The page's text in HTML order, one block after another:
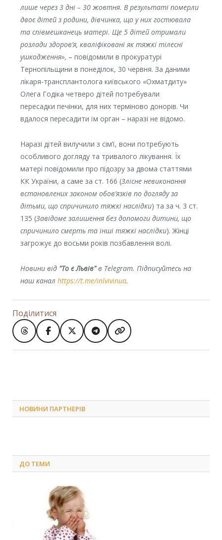
лише через 3 дні – 30 жовтня. В результаті померли
двоє дітей з родини, дівчинка, що у них гостювала
та співмешканець матері. Ще 5 дітей отримали
розлади здоров’я, кваліфіковані як тяжкі тілесні
ушкодження», – повідомили в прокуратурі
Тернопільщини в понеділок, 30 червня. За даними
лікаря-трансплантолога київського «Охматдиту»
Олега Годіка четверо дітей потребували
пересадки печінки, для них терміново донорів. Чи
вдалося пересадити їм орган – наразі не відомо.
Наразі дітей вилучили з сім’ї, вони потребують
особливого догляду та тривалого лікування. Їх
матері повідомили про підозру за двома статтями
КК України, а саме за ст. 166 (Злісне невиконання
встановлених законом обов’язків по догляду за
дітьми, що спричинило тяжкі наслідки) та за ч. 3 ст.
135 (Завідоме залишення без допомоги дитини, що
спричинило смерть та інші тяжкі наслідки). Жінці
загрожує до восьми років позбавлення волі.
Новини від "То є Львів"в Telegram. Підписуйтесь на
наш канал https://t.me/inlvivinua.
Поділитися
НОВИНИ ПАРТНЕРІВ
ДО ТЕМИ